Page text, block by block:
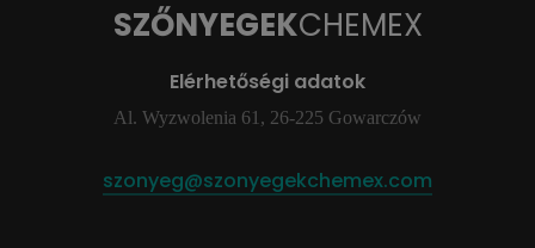
SZŐNYEGEKCHEMEX
Elérhetőségi adatok
Al. Wyzwolenia 61, 26-225 Gowarczów
szonyeg@szonyegekchemex.com